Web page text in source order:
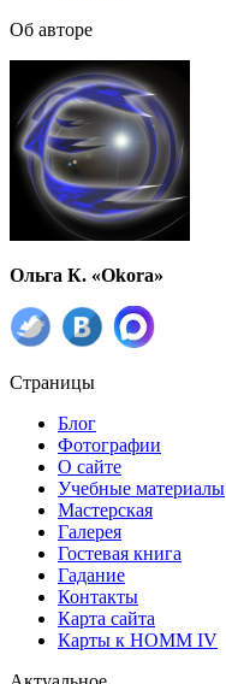
Об авторе
Ольга К. «Okora»
Страницы
Блог
Фотографии
О сайте
Учебные материалы
Мастерская
Галерея
Гостевая книга
Гадание
Контакты
Карта сайта
Карты к HOMM IV